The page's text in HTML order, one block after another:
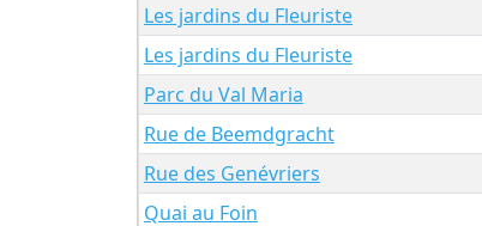
Les jardins du Fleuriste
Les jardins du Fleuriste
Parc du Val Maria
Rue de Beemdgracht
Rue des Genévriers
Quai au Foin